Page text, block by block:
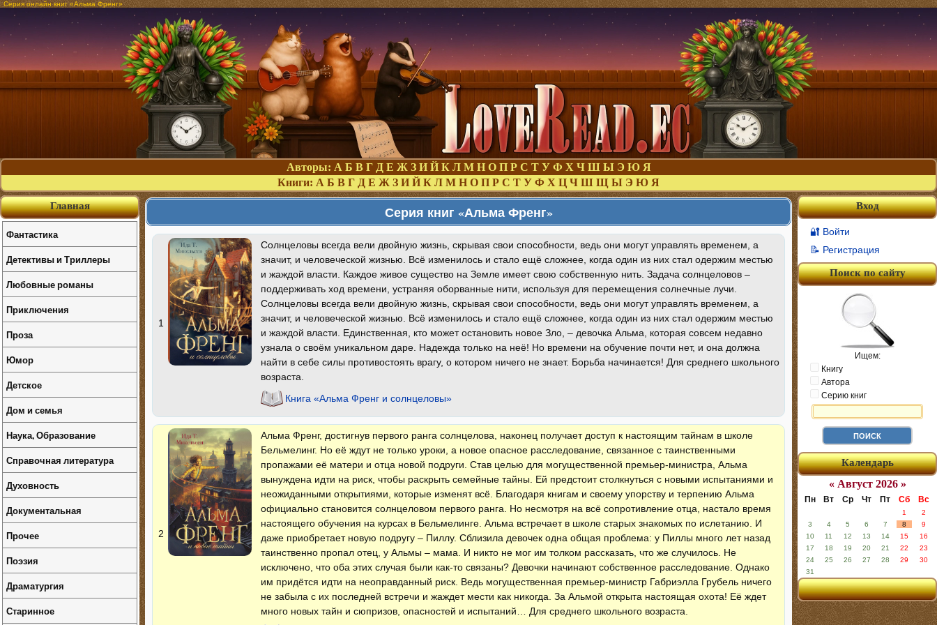
Серия онлайн книг «Альма Френг»
Авторы: А Б В Г Д Е Ж З И Й К Л М Н О П Р С Т У Ф Х Ч Ш Ы Э Ю Я
Книги: А Б В Г Д Е Ж З И Й К Л М Н О П Р С Т У Ф Х Ц Ч Ш Щ Ы Э Ю Я
Серия книг «Альма Френг»
1
Солнцеловы всегда вели двойную жизнь, скрывая свои способности, ведь они могут управлять временем, а
значит, и человеческой жизнью. Всё изменилось и стало ещё сложнее, когда один из них стал одержим местью
и жаждой власти. Каждое живое существо на Земле имеет свою собственную нить. Задача солнцеловов –
поддерживать ход времени, устраняя оборванные нити, используя для перемещения солнечные лучи.
Солнцеловы всегда вели двойную жизнь, скрывая свои способности, ведь они могут управлять временем, а
значит, и человеческой жизнью. Всё изменилось и стало ещё сложнее, когда один из них стал одержим местью
и жаждой власти. Единственная, кто может остановить новое Зло, – девочка Альма, которая совсем недавно
узнала о своём уникальном даре. Надежда только на неё! Но времени на обучение почти нет, и она должна
найти в себе силы противостоять врагу, о котором ничего не знает. Борьба начинается! Для среднего школьного
возраста.
Книга «Альма Френг и солнцеловы»
2
Альма Френг, достигнув первого ранга солнцелова, наконец получает доступ к настоящим тайнам в школе
Бельмелинг. Но её ждут не только уроки, а новое опасное расследование, связанное с таинственными
пропажами её матери и отца новой подруги. Став целью для могущественной премьер-министра, Альма
вынуждена идти на риск, чтобы раскрыть семейные тайны. Ей предстоит столкнуться с новыми испытаниями и
неожиданными открытиями, которые изменят всё. Благодаря книгам и своему упорству и терпению Альма
официально становится солнцеловом первого ранга. Но несмотря на всё сопротивление отца, настало время
настоящего обучения на курсах в Бельмелинге. Альма встречает в школе старых знакомых по ислетанию. И
даже приобретает новую подругу – Пиллу. Сблизила девочек одна общая проблема: у Пиллы много лет назад
таинственно пропал отец, у Альмы – мама. И никто не мог им толком рассказать, что же случилось. Не
исключено, что оба этих случая были как-то связаны? Девочки начинают собственное расследование. Однако
им придётся идти на неоправданный риск. Ведь могущественная премьер-министр Габриэлла Грубель ничего
не забыла с их последней встречи и жаждет мести как никогда. За Альмой открыта настоящая охота! Её ждет
много новых тайн и сюпризов, опасностей и испытаний… Для среднего школьного возраста.
Вход
🔐 Войти
📝 Регистрация
Поиск по сайту
Ищем:
Книгу
Автора
Серию книг
Календарь
« Август 2026 »
Пн Вт Ср Чт Пт Сб Вс
1
2
3
4 5 6 7 8
9
10
11 12 13 14 15
16
17
18 19 20 21 22
23
24
25 26 27 28 29
30
31
Главная
Фантастика
Детективы и Триллеры
Любовные романы
Приключения
Проза
Юмор
Детское
Дом и семья
Наука, Образование
Справочная литература
Духовность
Документальная
Прочее
Поэзия
Драматургия
Старинное